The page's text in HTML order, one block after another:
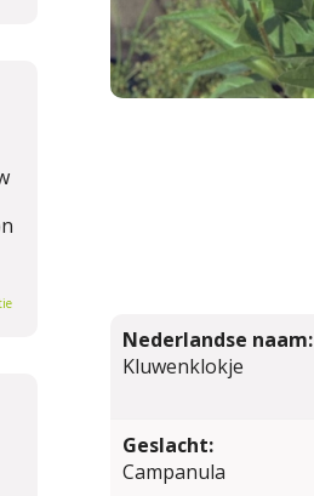
Nederlandse naam:
Kluwenklokje
Geslacht:
Campanula